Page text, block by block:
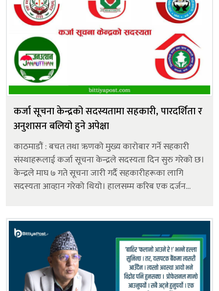
कर्जा सूचना केन्द्रको सदस्यतामा सहकारी, पारदर्शिता र
अनुशासन बलियो हुने अपेक्षा
काठमाडौं : बचत तथा ऋणको मुख्य कारोबार गर्ने सहकारी
संस्थाहरूलाई कर्जा सूचना केन्द्रले सदस्यता दिन सुरु गरेको छ।
केन्द्रले माघ ७ गते सूचना जारी गर्दै सहकारीहरूका लागि
सदस्यता आव्हान गरेको थियो। हालसम्म करिब एक दर्जन